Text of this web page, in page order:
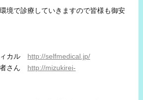
境で診療していきますので皆様も御安
カル http://selfmedical.jp/
者さん http://mizukirei-